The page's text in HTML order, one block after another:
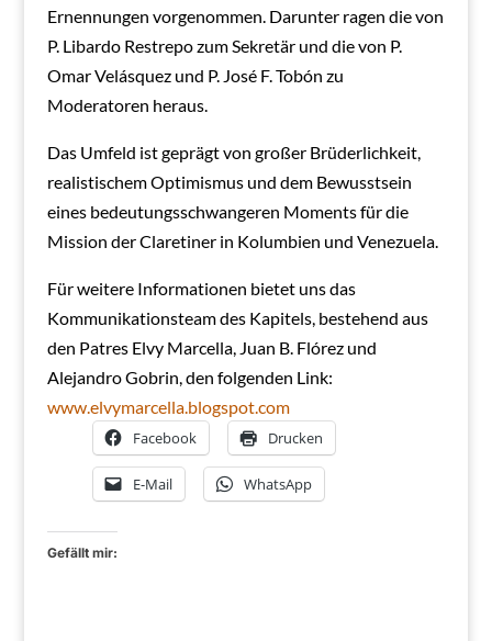
Ernennungen vorgenommen. Darunter ragen die von
P. Libardo Restrepo zum Sekretär und die von P.
Omar Velásquez und P. José F. Tobón zu
Moderatoren heraus.
Das Umfeld ist geprägt von großer Brüderlichkeit,
realistischem Optimismus und dem Bewusstsein
eines bedeutungsschwangeren Moments für die
Mission der Claretiner in Kolumbien und Venezuela.
Für weitere Informationen bietet uns das
Kommunikationsteam des Kapitels, bestehend aus
den Patres Elvy Marcella, Juan B. Flórez und
Alejandro Gobrin, den folgenden Link:
www.elvymarcella.blogspot.com
Facebook Drucken
E-Mail WhatsApp
Gefällt mir: